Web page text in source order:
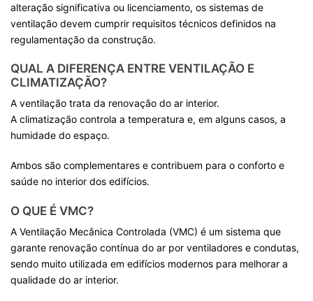
alteração significativa ou licenciamento, os sistemas de
ventilação devem cumprir requisitos técnicos definidos na
regulamentação da construção.
QUAL A DIFERENÇA ENTRE VENTILAÇÃO E
CLIMATIZAÇÃO?
A ventilação trata da renovação do ar interior.
A climatização controla a temperatura e, em alguns casos, a
humidade do espaço.
Ambos são complementares e contribuem para o conforto e
saúde no interior dos edifícios.
O QUE É VMC?
A Ventilação Mecânica Controlada (VMC) é um sistema que
garante renovação contínua do ar por ventiladores e condutas,
sendo muito utilizada em edifícios modernos para melhorar a
qualidade do ar interior.